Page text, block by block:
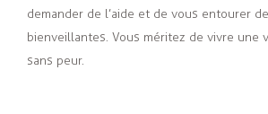
demander de l’aide et de vous entourer
bienveillantes. Vous méritez de vivre une
sans peur.